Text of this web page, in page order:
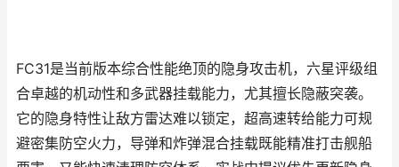
FC31是当前版本综合性能绝顶的隐身攻击机，六星评级组
合卓越的机动性和多武器挂载能力，尤其擅长隐蔽突袭。
它的隐身特性让敌方雷达难以锁定，超高速转给能力可规
避密集防空火力，导弹和炸弹混合挂载既能精准打击舰船